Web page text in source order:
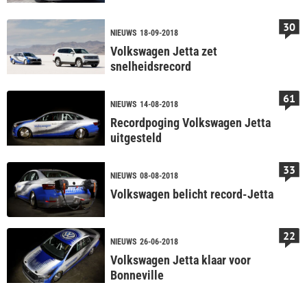
NIEUWS 18-09-2018
Volkswagen Jetta zet
snelheidsrecord
30
NIEUWS 14-08-2018
Recordpoging Volkswagen Jetta
uitgesteld
61
NIEUWS 08-08-2018
Volkswagen belicht record-Jetta
33
NIEUWS 26-06-2018
Volkswagen Jetta klaar voor
Bonneville
22